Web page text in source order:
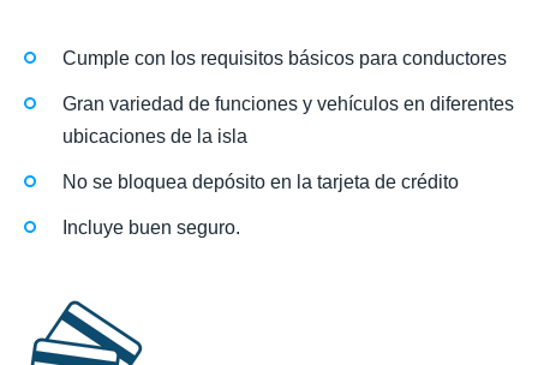
Cumple con los requisitos básicos para conductores
Gran variedad de funciones y vehículos en diferentes
ubicaciones de la isla
No se bloquea depósito en la tarjeta de crédito
Incluye buen seguro.